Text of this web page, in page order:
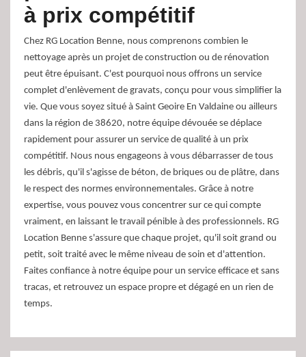
à prix compétitif
Chez RG Location Benne, nous comprenons combien le
nettoyage après un projet de construction ou de rénovation
peut être épuisant. C'est pourquoi nous offrons un service
complet d'enlèvement de gravats, conçu pour vous simplifier la
vie. Que vous soyez situé à Saint Geoire En Valdaine ou ailleurs
dans la région de 38620, notre équipe dévouée se déplace
rapidement pour assurer un service de qualité à un prix
compétitif. Nous nous engageons à vous débarrasser de tous
les débris, qu'il s'agisse de béton, de briques ou de plâtre, dans
le respect des normes environnementales. Grâce à notre
expertise, vous pouvez vous concentrer sur ce qui compte
vraiment, en laissant le travail pénible à des professionnels. RG
Location Benne s'assure que chaque projet, qu'il soit grand ou
petit, soit traité avec le même niveau de soin et d'attention.
Faites confiance à notre équipe pour un service efficace et sans
tracas, et retrouvez un espace propre et dégagé en un rien de
temps.